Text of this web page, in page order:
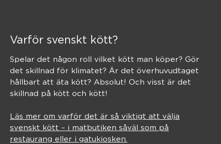
Varför svenskt kött?
Spelar det någon roll vilket kött man köper? Gör
det skillnad för klimatet? Är det överhuvudtaget
hållbart att äta kött? Absolut! Och visst är det
skillnad på kött och kött!
Läs mer om varför det är så viktigt att välja
svenskt kött – i matbutiken såväl som på
restaurang eller i gatukiosken.